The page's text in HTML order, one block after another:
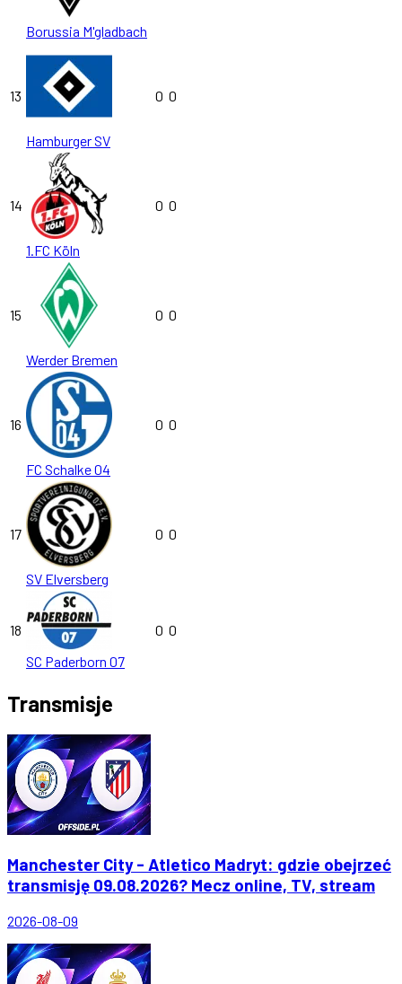
Borussia M'gladbach
13
Hamburger SV
0 0
14
1.FC Köln
0 0
15
Werder Bremen
0 0
16
FC Schalke 04
0 0
17
SV Elversberg
0 0
18
SC Paderborn 07
0 0
Transmisje
Manchester City - Atletico Madryt: gdzie obejrzeć
transmisję 09.08.2026? Mecz online, TV, stream
2026-08-09